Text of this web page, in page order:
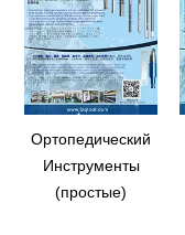
Ортопедический
Инструменты
(простые)